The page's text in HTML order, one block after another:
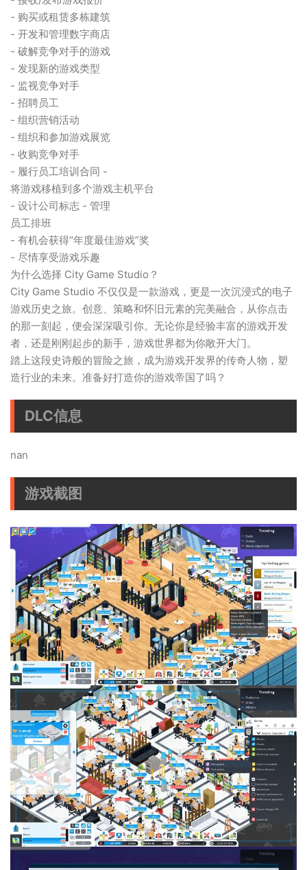
- 购买或租赁多栋建筑
- 开发和管理数字商店
- 破解竞争对手的游戏
- 发现新的游戏类型
- 监视竞争对手
- 招聘员工
- 组织营销活动
- 组织和参加游戏展览
- 收购竞争对手
- 履行员工培训合同 -
将游戏移植到多个游戏主机平台
- 设计公司标志 - 管理
员工排班
- 有机会获得“年度最佳游戏”奖
- 尽情享受游戏乐趣
为什么选择 City Game Studio？
City Game Studio 不仅仅是一款游戏，更是一次沉浸式的电子
游戏历史之旅。创意、策略和怀旧元素的完美融合，从你点击
的那一刻起，便会深深吸引你。无论你是经验丰富的游戏开发
者，还是刚刚起步的新手，游戏世界都为你敞开大门。
踏上这段史诗般的冒险之旅，成为游戏开发界的传奇人物，塑
造行业的未来。准备好打造你的游戏帝国了吗？
DLC信息
nan
游戏截图